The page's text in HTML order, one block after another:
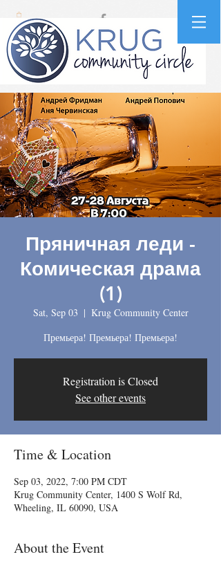
Пряничная леди -
Комическая драма
(1)
Sat, Sep 03
  |
Krug Community Center
Премьера! Премьера! Премьера!
Registration is Closed
See other events
Time & Location
Sep 03, 2022, 7:00 PM CDT
Krug Community Center, 1400 S Wolf Rd,
Wheeling, IL 60090, USA
About the Event